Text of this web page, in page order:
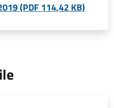
(PDF 114,42 KB)